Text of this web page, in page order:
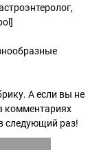
А если вы не
комментариях
следующий раз!